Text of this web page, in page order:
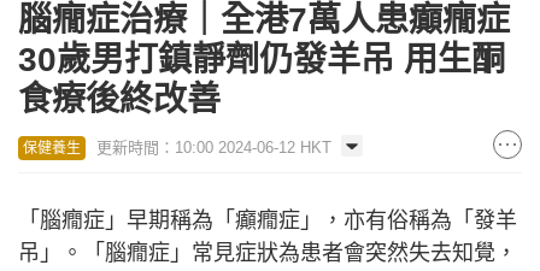
腦癇症治療｜全港7萬人患癲癇症
30歲男打鎮靜劑仍發羊吊 用生酮
食療後終改善
保健養生 更新時間：10:00 2024-06-12 HKT
「腦癇症」早期稱為「癲癇症」，亦有俗稱為「發羊
吊」。「腦癇症」常見症狀為患者會突然失去知覺，